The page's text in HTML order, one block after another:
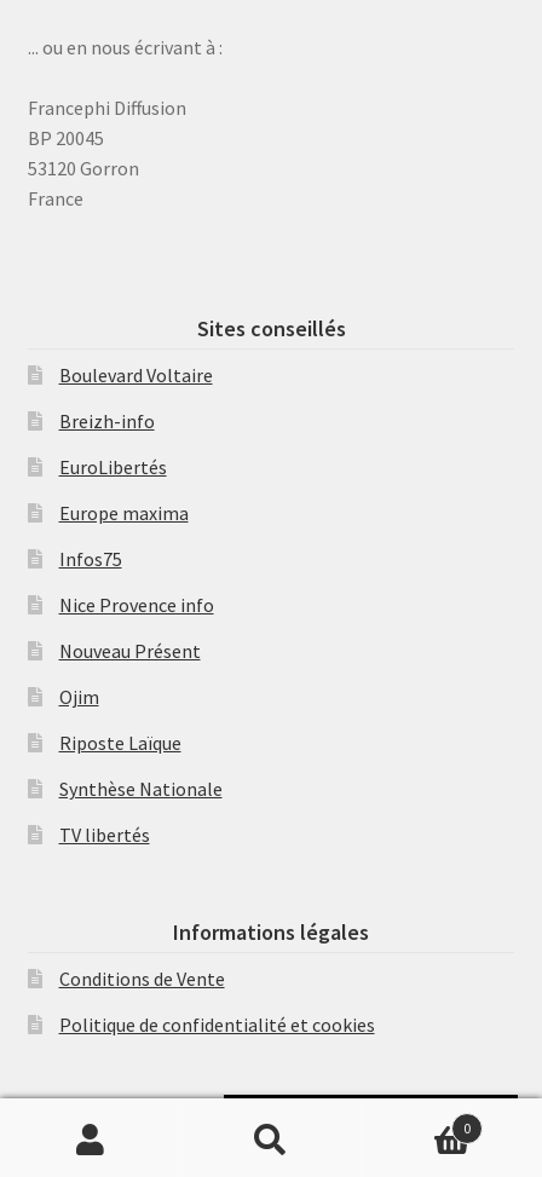
... ou en nous écrivant à :
Francephi Diffusion
BP 20045
53120 Gorron
France
Sites conseillés
Boulevard Voltaire
Breizh-info
EuroLibertés
Europe maxima
Infos75
Nice Provence info
Nouveau Présent
Ojim
Riposte Laïque
Synthèse Nationale
TV libertés
Informations légales
Conditions de Vente
Politique de confidentialité et cookies
Recherche
Recherche
0
Soutenir Philippe Randa